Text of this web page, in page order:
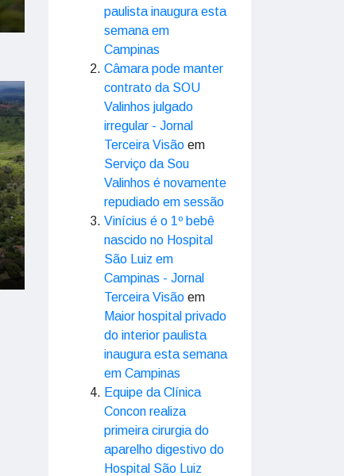
paulista inaugura esta
semana em
Campinas
Câmara pode manter
contrato da SOU
Valinhos julgado
irregular - Jornal
Terceira Visão em
Serviço da Sou
Valinhos é novamente
repudiado em sessão
Vinícius é o 1º bebê
nascido no Hospital
São Luiz em
Campinas - Jornal
Terceira Visão em
Maior hospital privado
do interior paulista
inaugura esta semana
em Campinas
Equipe da Clínica
Concon realiza
primeira cirurgia do
aparelho digestivo do
Hospital São Luiz